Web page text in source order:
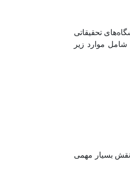
تحقیقاتی
موارد زیر
نقش بسیار مهمی